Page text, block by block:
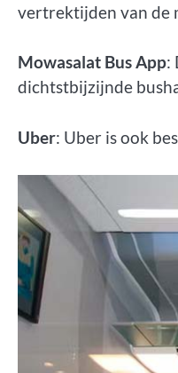
vertrektijden van de
Mowasalat Bus App:
dichtstbijzijnde
Uber: Uber is ook